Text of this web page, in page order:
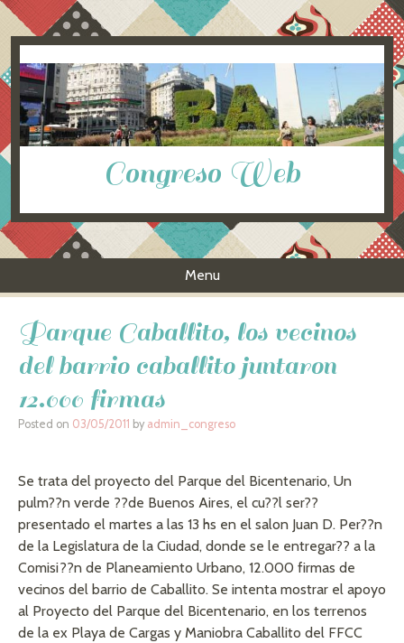
Congreso Web
Menu
Parque Caballito, los vecinos
del barrio caballito juntaron
12.000 firmas
Posted on 03/05/2011 by admin_congreso
Se trata del proyecto del Parque del Bicentenario, Un
pulm??n verde ??de Buenos Aires, el cu??l ser??
presentado el martes a las 13 hs en el salon Juan D. Per??n
de la Legislatura de la Ciudad, donde se le entregar?? a la
Comisi??n de Planeamiento Urbano, 12.000 firmas de
vecinos del barrio de Caballito. Se intenta mostrar el apoyo
al Proyecto del Parque del Bicentenario, en los terrenos
de la ex Playa de Cargas y Maniobra Caballito del FFCC